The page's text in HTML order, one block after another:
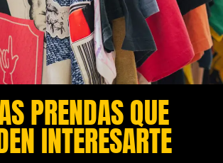
PRENDAS QUE
INTERESARTE​